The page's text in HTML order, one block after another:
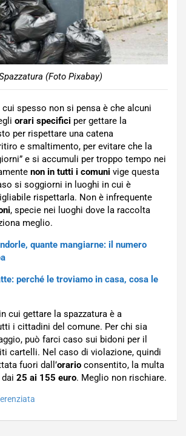
(Foto Pixabay)
cui spesso non si pensa è che alcuni
orari specifici per gettare la
per rispettare una catena
e smaltimento, per evitare che la
e si accumuli per troppo tempo nei
non in tutti i comuni vige questa
si soggiorni in luoghi in cui è
rispettarla. Non è infrequente
, specie nei luoghi dove la raccolta
meglio.
quante mangiarne: il numero
perché le troviamo in casa, cosa le
in cui gettare la spazzatura è a
i cittadini del comune. Per chi sia
può farci caso sui bidoni per il
cartelli. Nel caso di violazione, quindi
fuori dall’orario consentito, la multa
25 ai 155 euro. Meglio non rischiare.